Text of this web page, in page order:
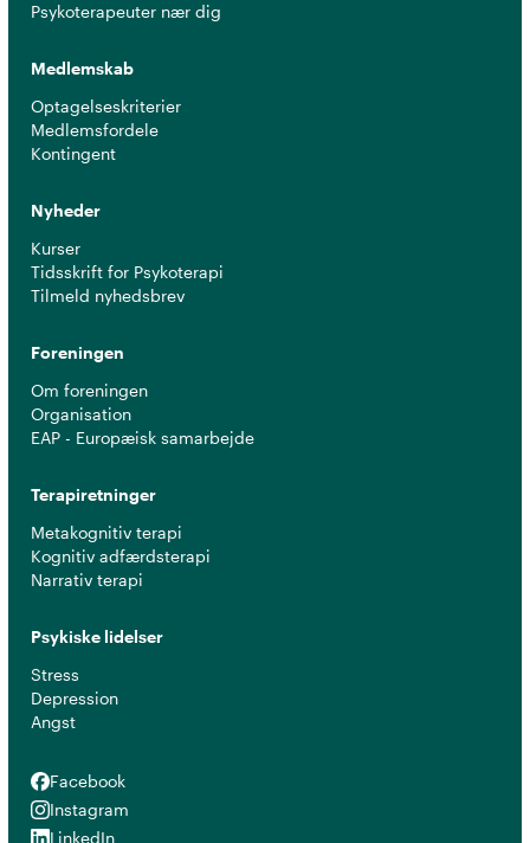
Psykoterapeuter nær dig
Medlemskab
Optagelseskriterier
Medlemsfordele
Kontingent
Nyheder
Kurser
Tidsskrift for Psykoterapi
Tilmeld nyhedsbrev
Foreningen
Om foreningen
Organisation
EAP - Europæisk samarbejde
Terapiretninger
Metakognitiv terapi
Kognitiv adfærdsterapi
Narrativ terapi
Psykiske lidelser
Stress
Depression
Angst
Facebook
Facebook
Instagram
Instagram
LinkedIn